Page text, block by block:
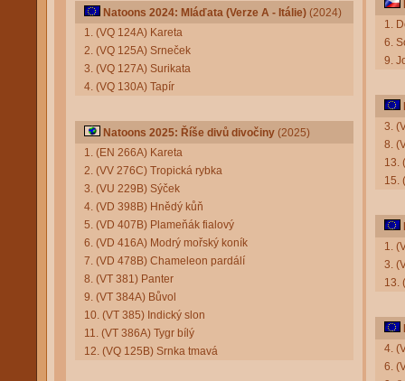
Natoons 2024: Mláďata (Verze A - Itálie) (2024)
1. (VQ 124A) Kareta
2. (VQ 125A) Srneček
3. (VQ 127A) Surikata
4. (VQ 130A) Tapír
Natoons 2025: Říše divů divočiny (2025)
1. (EN 266A) Kareta
2. (VV 276C) Tropická rybka
3. (VU 229B) Sýček
4. (VD 398B) Hnědý kůň
5. (VD 407B) Plameňák fialový
6. (VD 416A) Modrý mořský koník
7. (VD 478B) Chameleon pardálí
8. (VT 381) Panter
9. (VT 384A) Bůvol
10. (VT 385) Indický slon
11. (VT 386A) Tygr bílý
12. (VQ 125B) Srnka tmavá
1.
6.
9.
3.
8.
13.
15.
1.
3.
13.
4.
6.